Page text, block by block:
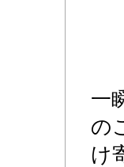
一
の
け